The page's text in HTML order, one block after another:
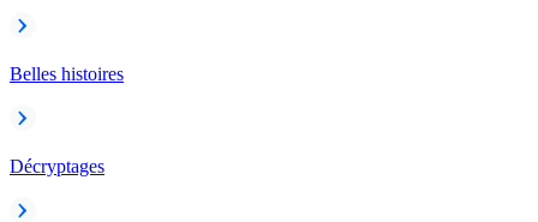
Belles histoires
Décryptages